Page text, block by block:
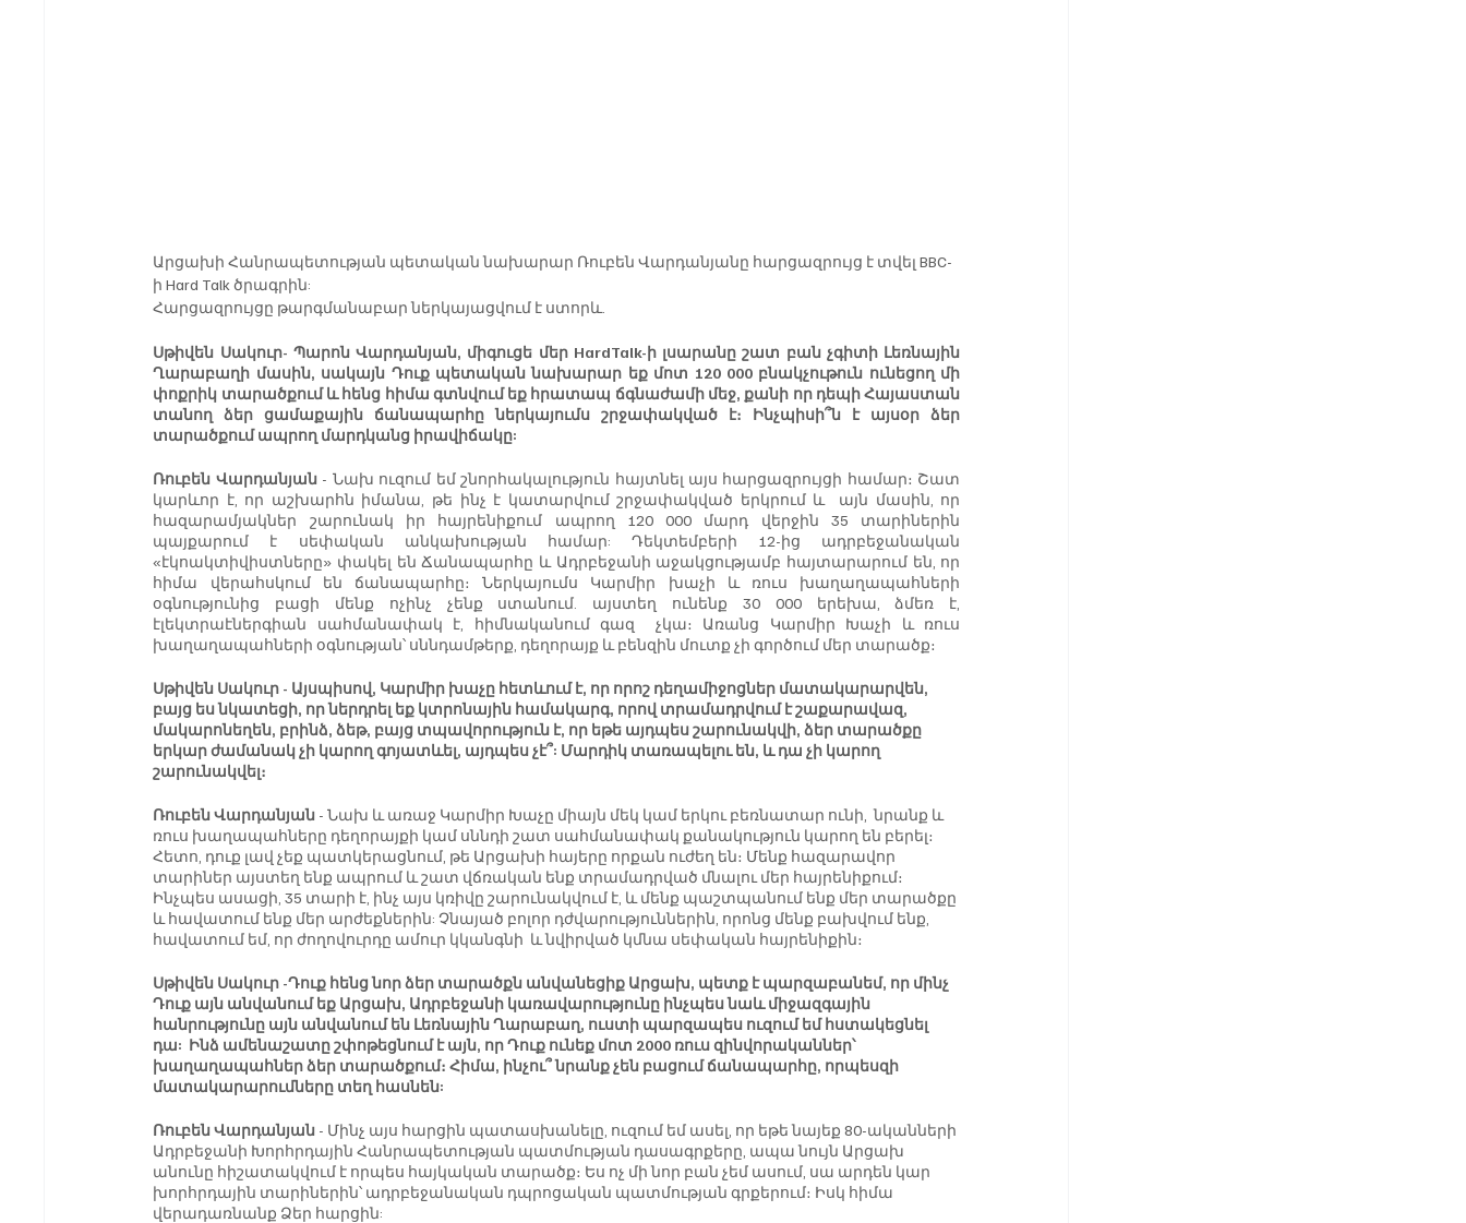
Արցախի Հանրապետության պետական նախարար Ռուբեն Վարդանյանը հարցազրույց է տվել BBC-
ի Hard Talk ծրագրին:
Հարցազրույցը թարգմանաբար ներկայացվում է ստորև.
Սթիվեն Սակուր- Պարոն Վարդանյան, միգուցե մեր HardTalk-ի լսարանը շատ բան չգիտի Լեռնային
Ղարաբաղի մասին, սակայն Դուք պետական նախարար եք մոտ 120 000 բնակչութուն ունեցող մի
փոքրիկ տարածքում և հենց հիմա գտնվում եք հրատապ ճգնաժամի մեջ, քանի որ դեպի Հայաստան
տանող ձեր ցամաքային ճանապարհը ներկայումս շրջափակված է։ Ինչպիսի՞ն է այսօր ձեր
տարածքում ապրող մարդկանց իրավիճակը:
Ռուբեն Վարդանյան - Նախ ուզում եմ շնորհակալություն հայտնել այս հարցազրույցի համար։ Շատ
կարևոր է, որ աշխարհն իմանա, թե ինչ է կատարվում շրջափակված երկրում և  այն մասին, որ
հազարամյակներ շարունակ իր հայրենիքում ապրող 120 000 մարդ վերջին 35 տարիներին
պայքարում է սեփական անկախության համար: Դեկտեմբերի 12-ից ադրբեջանական
«էկոակտիվիստները» փակել են Ճանապարհը և Ադրբեջանի աջակցությամբ հայտարարում են, որ
հիմա վերահսկում են ճանապարհը։ Ներկայումս Կարմիր խաչի և ռուս խաղաղապահների
օգնությունից բացի մենք ոչինչ չենք ստանում. այստեղ ունենք 30 000 երեխա, ձմեռ է,
էլեկտրաէներգիան սահմանափակ է, հիմնականում գազ  չկա։ Առանց Կարմիր Խաչի և ռուս
խաղաղապահների օգնության՝ սննդամթերք, դեղորայք և բենզին մուտք չի գործում մեր տարածք։
Սթիվեն Սակուր - Այսպիսով, Կարմիր խաչը հետևում է, որ որոշ դեղամիջոցներ մատակարարվեն,
բայց ես նկատեցի, որ ներդրել եք կտրոնային համակարգ, որով տրամադրվում է շաքարավազ,
մակարոնեղեն, բրինձ, ձեթ, բայց տպավորություն է, որ եթե այդպես շարունակվի, ձեր տարածքը
երկար ժամանակ չի կարող գոյատևել, այդպես չէ՞: Մարդիկ տառապելու են, և դա չի կարող
շարունակվել։
Ռուբեն Վարդանյան - Նախ և առաջ Կարմիր Խաչը միայն մեկ կամ երկու բեռնատար ունի,  նրանք և
ռուս խաղապահները դեղորայքի կամ սննդի շատ սահմանափակ քանակություն կարող են բերել։
Հետո, դուք լավ չեք պատկերացնում, թե Արցախի հայերը որքան ուժեղ են։ Մենք հազարավոր
տարիներ այստեղ ենք ապրում և շատ վճռական ենք տրամադրված մնալու մեր հայրենիքում։
Ինչպես ասացի, 35 տարի է, ինչ այս կռիվը շարունակվում է, և մենք պաշտպանում ենք մեր տարածքը
և հավատում ենք մեր արժեքներին: Չնայած բոլոր դժվարություններին, որոնց մենք բախվում ենք,
հավատում եմ, որ ժողովուրդը ամուր կկանգնի  և նվիրված կմնա սեփական հայրենիքին։
Սթիվեն Սակուր -Դուք հենց նոր ձեր տարածքն անվանեցիք Արցախ, պետք է պարզաբանեմ, որ մինչ
Դուք այն անվանում եք Արցախ, Ադրբեջանի կառավարությունը ինչպես նաև միջազգային
հանրությունը այն անվանում են Լեռնային Ղարաբաղ, ուստի պարզապես ուզում եմ հստակեցնել
դա:  Ինձ ամենաշատը շփոթեցնում է այն, որ Դուք ունեք մոտ 2000 ռուս զինվորականներ՝
խաղաղապահներ ձեր տարածքում։ Հիմա, ինչու՞ նրանք չեն բացում ճանապարհը, որպեսզի
մատակարարումները տեղ հասնեն:
Ռուբեն Վարդանյան - Մինչ այս հարցին պատասխանելը, ուզում եմ ասել, որ եթե նայեք 80-ականների
Ադրբեջանի Խորհրդային Հանրապետության պատմության դասագրքերը, ապա նույն Արցախ
անունը հիշատակվում է որպես հայկական տարածք։ Ես ոչ մի նոր բան չեմ ասում, սա արդեն կար
խորհրդային տարիներին՝ ադրբեջանական դպրոցական պատմության գրքերում։ Իսկ հիմա
վերադառնանք Ձեր հարցին: